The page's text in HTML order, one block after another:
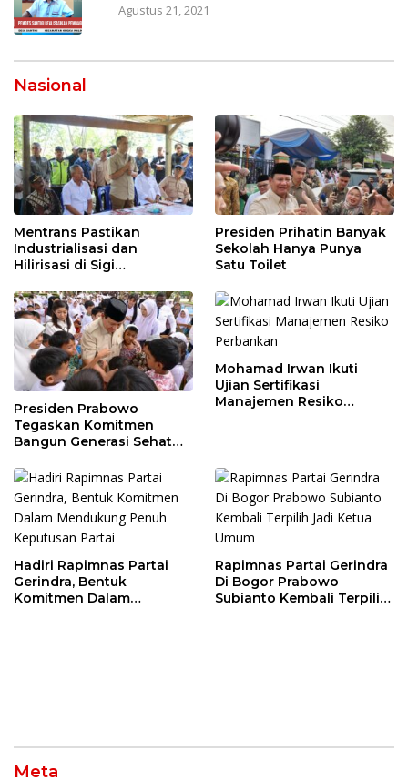
Agustus 21, 2021
Nasional
Mentrans Pastikan
Industrialisasi dan
Hilirisasi di Sigi
Perekonomian Daerah
Presiden Prihatin Banyak
Sekolah Hanya Punya
Satu Toilet
Presiden Prabowo
Tegaskan Komitmen
Bangun Generasi Sehat
Mohamad Irwan Ikuti
Ujian Sertifikasi
Manajemen Resiko
Hadiri Rapimnas Partai
Gerindra, Bentuk
Komitmen Dalam
Rapimnas Partai Gerindra
Di Bogor Prabowo
Subianto Kembali Terpilih
Meta